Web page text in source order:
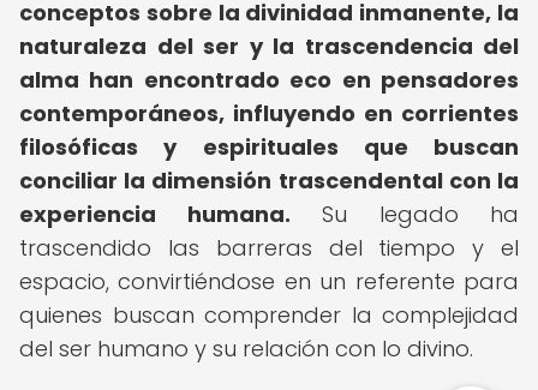
conceptos sobre la divinidad inmanente, la
naturaleza del ser y la trascendencia del
alma han encontrado eco en pensadores
contemporáneos, influyendo en corrientes
filosóficas y espirituales que buscan
conciliar la dimensión trascendental con la
experiencia humana. Su legado ha
trascendido las barreras del tiempo y el
espacio, convirtiéndose en un referente para
quienes buscan comprender la complejidad
del ser humano y su relación con lo divino.